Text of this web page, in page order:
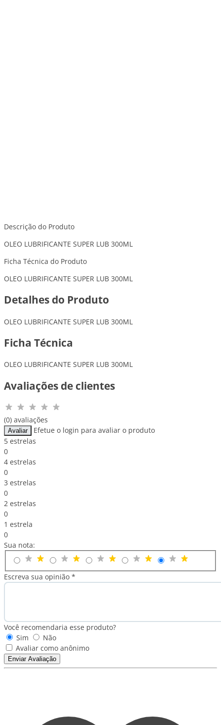
Descrição do Produto
OLEO LUBRIFICANTE SUPER LUB 300ML
Ficha Técnica do Produto
OLEO LUBRIFICANTE SUPER LUB 300ML
Detalhes do Produto
OLEO LUBRIFICANTE SUPER LUB 300ML
Ficha Técnica
OLEO LUBRIFICANTE SUPER LUB 300ML
Avaliações de clientes
(0) avaliações
Avaliar
Efetue o login para avaliar o produto
5 estrelas
0
4 estrelas
0
3 estrelas
0
2 estrelas
0
1 estrela
0
Sua nota:
Escreva sua opinião *
Você recomendaria esse produto?
Sim
Não
Avaliar como anônimo
Enviar Avaliação